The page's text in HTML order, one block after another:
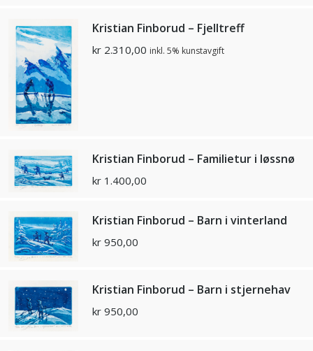
Kristian Finborud – Fjelltreff
kr 2.310,00 inkl. 5% kunstavgift
Kristian Finborud – Familietur i løssnø
kr 1.400,00
Kristian Finborud – Barn i vinterland
kr 950,00
Kristian Finborud – Barn i stjernehav
kr 950,00